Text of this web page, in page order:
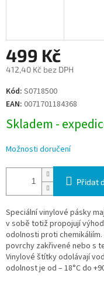
499 Kč
412,40 Kč bez DPH
Měrná
cena:
Kód: S0718500
EAN: 0071701184368
Skladem -
Možnosti doručení
Přidat
Speciální vinylové pásky
v sobě totiž propojují
odolnosti proti
povrchy zakřivené nebo s
Vinylové štítky odolávají
odolnost je od – 18°C do